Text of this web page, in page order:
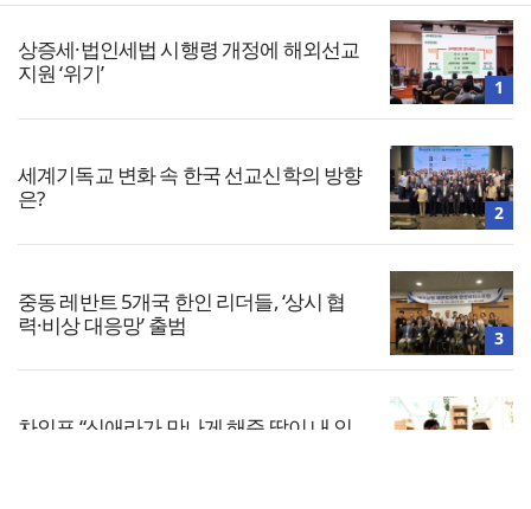
상증세·법인세법 시행령 개정에 해외선교
지원 ‘위기’
1
세계기독교 변화 속 한국 선교신학의 방향
은?
2
중동 레반트 5개국 한인 리더들, ‘상시 협
력·비상 대응망’ 출범
3
차인표 “신애라가 만나게 해준 딸이 내 인